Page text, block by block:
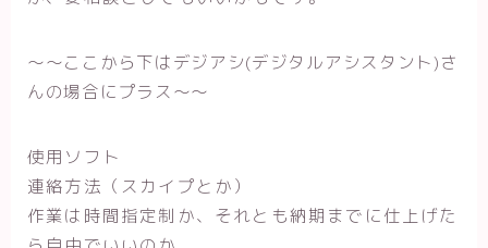
〜〜ここから下はデジアシ(デジタルアシスタント)さ
んの場合にプラス〜〜
使用ソフト
連絡方法（スカイプとか）
作業は時間指定制か、それとも納期までに仕上げた